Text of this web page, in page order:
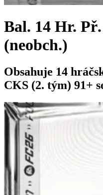
Bal. 14 Hr.
(neobch.)
Obsahuje 14
CKS (2. tým) 91+